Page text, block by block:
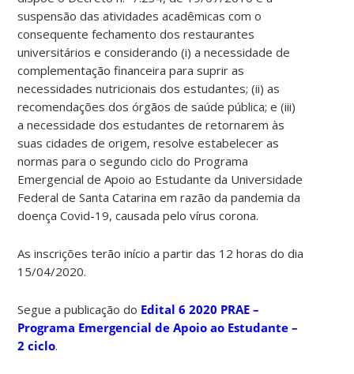
suspensão das atividades acadêmicas com o
consequente fechamento dos restaurantes
universitários e considerando (i) a necessidade de
complementação financeira para suprir as
necessidades nutricionais dos estudantes; (ii) as
recomendações dos órgãos de saúde pública; e (iii)
a necessidade dos estudantes de retornarem às
suas cidades de origem, resolve estabelecer as
normas para o segundo ciclo do Programa
Emergencial de Apoio ao Estudante da Universidade
Federal de Santa Catarina em razão da pandemia da
doença Covid-19, causada pelo vírus corona.
As inscrições terão início a partir das 12 horas do dia
15/04/2020.
Segue a publicação do Edital 6 2020 PRAE –
Programa Emergencial de Apoio ao Estudante –
2 ciclo.